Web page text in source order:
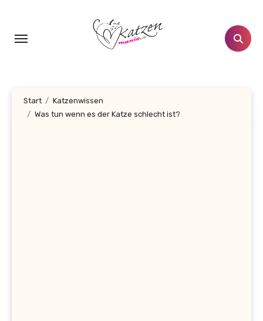
springen
Start
Katzenwissen
Was tun wenn es der Katze schlecht ist?